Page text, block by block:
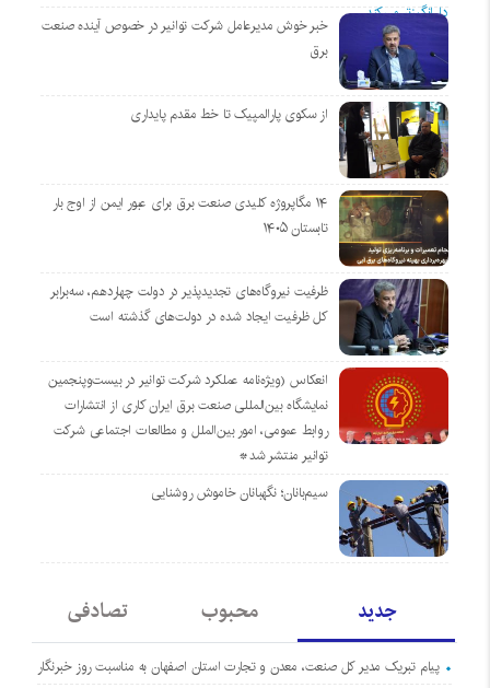
خبر خوش مدیرعامل شرکت توانیر در خصوص آینده صنعت
برق
از سکوی پارالمپیک تا خط مقدم پایداری
۱۴ مگاپروژه‌ کلیدی صنعت برق برای عبور ایمن از اوج بار
تابستان ۱۴۰۵
ظرفیت نیروگاه‌های تجدیدپذیر در دولت چهاردهم، سه‌برابر
کل ظرفیت ایجاد شده در دولت‌های گذشته است
انعکاس (ویژه‌نامه عملکرد شرکت توانیر در بیست‌وپنجمین
نمایشگاه بین‌المللی صنعت برق ایران کاری از انتشارات
روابط عمومی، امور بین‌الملل و مطالعات اجتماعی شرکت
توانیر منتشر شد*
سیم‌بانان؛ نگهبانان خاموش روشنایی
جدید محبوب تصادفی
پیام تبریک مدیر کل صنعت، معدن و تجارت استان اصفهان به مناسبت روز خبرنگار